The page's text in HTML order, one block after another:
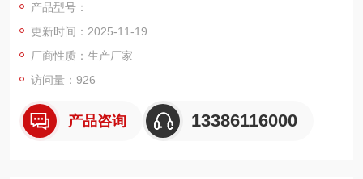
杠杆原理纯机械构造的机械式地上衡，也称作机械地磅。
*外型美观,结构坚固,工艺*,创新高刚性高强度设计
产品型号：
更新时间：2025-11-19
厂商性质：生产厂家
访问量：926
产品咨询 13386116000